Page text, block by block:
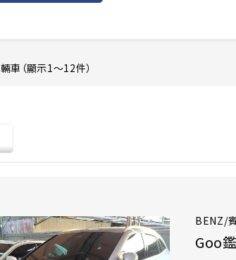
輛車（顯示1〜12件）
BENZ/
Goo